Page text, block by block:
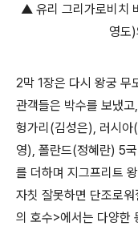
▲ 유리 그리가로비치
영도
2막 1장은 다시 왕궁 무
관객들은 박수를 보냈
헝가리(김성은), 러시아
영), 폴란드(정혜란) 5국
를 더하며 지그프리트
자칫 잘못하면 단조로
의 호수>에서는 다양한